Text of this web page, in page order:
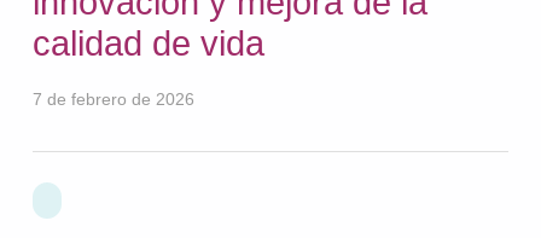
calidad de vida
7 de febrero de 2026